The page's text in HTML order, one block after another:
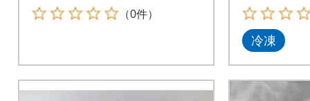
（0件）
冷凍